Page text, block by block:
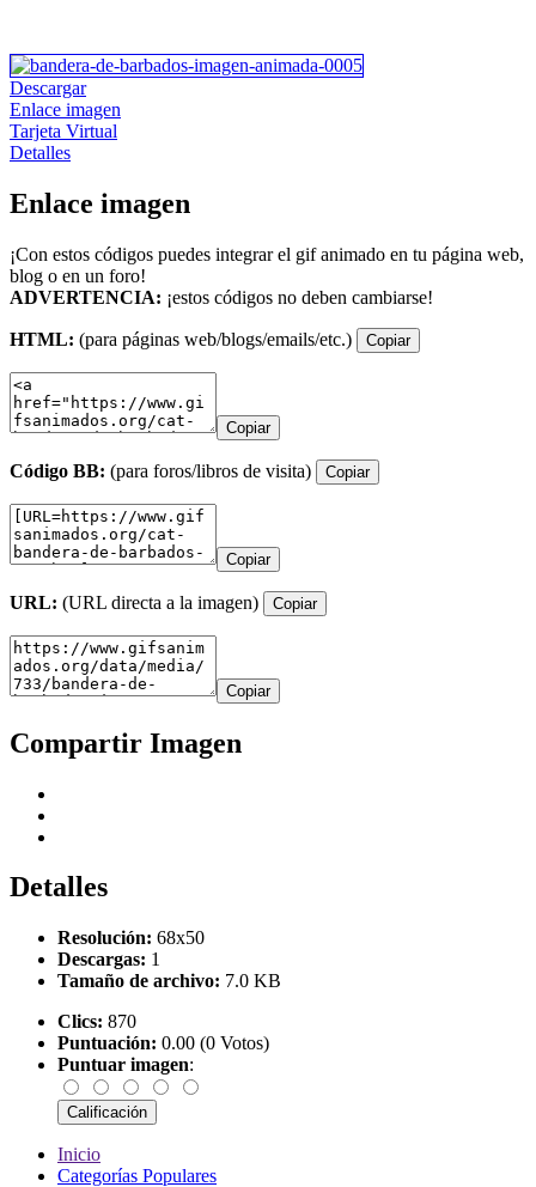
Descargar
Enlace imagen
Tarjeta Virtual
Detalles
Enlace imagen
¡Con estos códigos puedes integrar el gif animado en tu página web,
blog o en un foro!
ADVERTENCIA: ¡estos códigos no deben cambiarse!
HTML: (para páginas web/blogs/emails/etc.) Copiar
Copiar
Código BB: (para foros/libros de visita) Copiar
Copiar
URL: (URL directa a la imagen) Copiar
Copiar
Compartir Imagen
Detalles
Resolución: 68x50
Descargas: 1
Tamaño de archivo: 7.0 KB
Clics: 870
Puntuación: 0.00 (0 Votos)
Puntuar imagen:
Inicio
Categorías Populares